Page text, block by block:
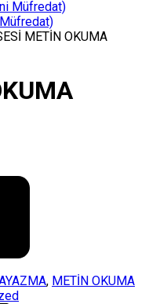
Müfredat)
METİN OKUMA
, METİN OKUMA